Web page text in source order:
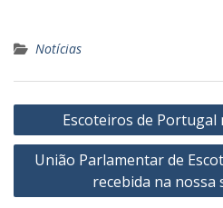
Notícias
Navegação
de
artigos
Escoteiros de Portugal
União Parlamentar de
recebida na nossa